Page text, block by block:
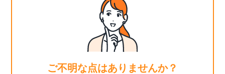
ご不明な点はありませんか？